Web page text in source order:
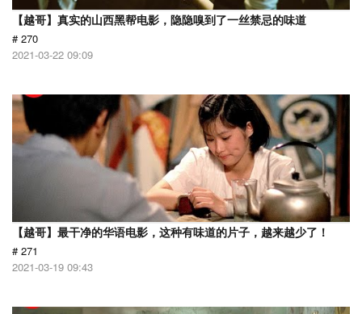
【越哥】真实的山西黑帮电影，隐隐嗅到了一丝禁忌的味道
# 270
2021-03-22 09:09
【越哥】最干净的华语电影，这种有味道的片子，越来越少了！
# 271
2021-03-19 09:43